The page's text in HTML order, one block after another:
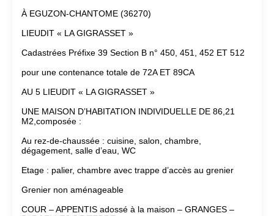
À EGUZON-CHANTOME (36270)
LIEUDIT « LA GIGRASSET »
Cadastrées Préfixe 39 Section B n° 450, 451, 452 ET 512
pour une contenance totale de 72A ET 89CA
AU 5 LIEUDIT « LA GIGRASSET »
UNE MAISON D’HABITATION INDIVIDUELLE DE 86,21
M2,composée :
Au rez-de-chaussée : cuisine, salon, chambre,
dégagement, salle d’eau, WC
Etage : palier, chambre avec trappe d’accès au grenier
Grenier non aménageable
COUR – APPENTIS adossé à la maison – GRANGES –